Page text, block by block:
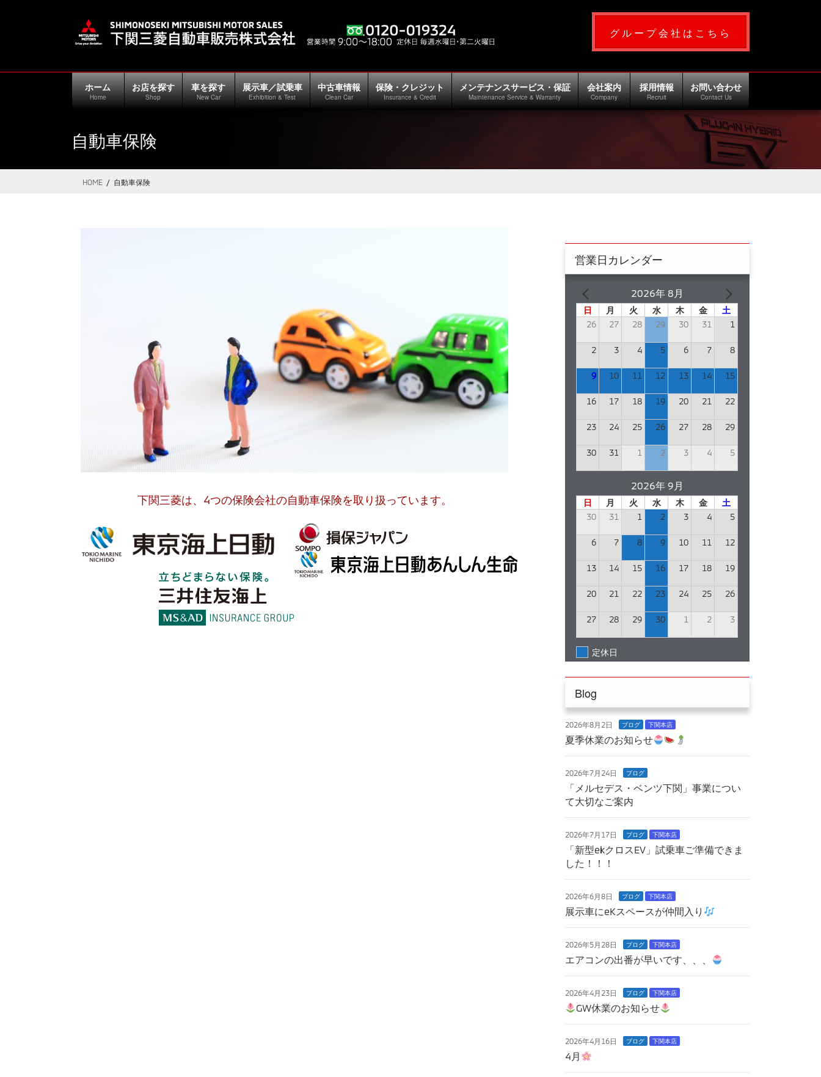
グループ会社はこちら
ホーム
Home
お店を探す
Shop
車を探す
New Car
展示車／試乗車
Exhibition & Test
中古車情報
Clean Car
保険・クレジット
Insurance & Credit
メンテナンスサービス・保証
Maintenance Service & Warranty
会社案内
Company
採用情報
Recruit
お問い合わせ
Contact Us
自動車保険
HOME 自動車保険
下関三菱は、4つの保険会社の自動車保険を取り扱っています。
営業日カレンダー
2026年 8月
日 月 火 水 木 金
土
26
27 28 29 30 31 1
2 3 4 5 6 7 8
9 10 11 12 13 14 15
16 17 18 19 20 21 22
23 24 25 26 27 28 29
30 31 1 2 3 4 5
2026年 9月
日 月 火 水 木 金
土
30
31 1 2 3 4 5
6 7 8 9 10 11 12
13 14 15 16 17 18 19
20 21 22 23 24 25 26
27 28 29 30 1 2 3
定休日
Blog
2026年8月2日 ブログ 下関本店
夏季休業のお知らせ
2026年7月24日 ブログ
「メルセデス・ベンツ下関」事業につい
て大切なご案内
2026年7月17日 ブログ 下関本店
「新型ekクロスEV」試乗車ご準備できま
した！！！
2026年6月8日 ブログ 下関本店
展示車にeKスペースが仲間入り
2026年5月28日 ブログ 下関本店
エアコンの出番が早いです、、、
2026年4月23日 ブログ 下関本店
GW休業のお知らせ
2026年4月16日 ブログ 下関本店
4月